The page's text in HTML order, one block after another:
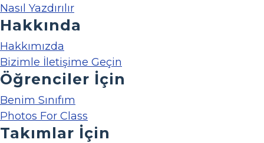
Nasıl Yazdırılır
Hakkında
Hakkımızda
Bizimle İletişime Geçin
Öğrenciler İçin
Benim Sınıfım
Photos For Class
Takımlar İçin